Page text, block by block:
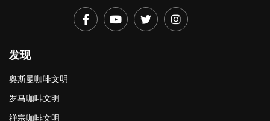
发现
奥斯曼咖啡文明
罗马咖啡文明
禅宗咖啡文明